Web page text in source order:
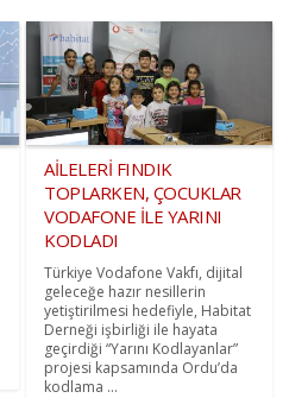
AİLELERİ FINDIK
TOPLARKEN, ÇOCUKLAR
VODAFONE İLE YARINI
KODLADI
Türkiye Vodafone Vakfı, dijital
geleceğe hazır nesillerin
yetiştirilmesi hedefiyle, Habitat
Derneği işbirliği ile hayata
geçirdiği “Yarını Kodlayanlar”
projesi kapsamında Ordu’da
kodlama ...